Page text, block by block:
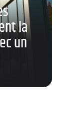
la
un